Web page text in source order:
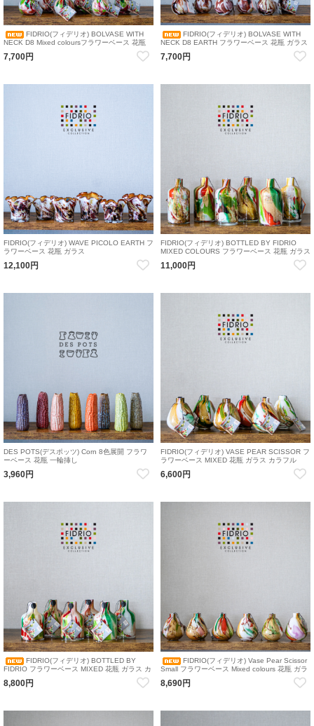
FIDRIO(フィデリオ) BOLVASE WITH
NECK D8 Mixed coloursフラワーベース 花瓶
7,700円
FIDRIO(フィデリオ) BOLVASE WITH
NECK D8 EARTH フラワーベース 花瓶 ガラス
7,700円
FIDRIO(フィデリオ) WAVE PICOLO EARTH フ
ラワーベース 花瓶 ガラス
12,100円
FIDRIO(フィデリオ) BOTTLED BY FIDRIO
MIXED COLOURS フラワーベース 花瓶 ガラス
11,000円
DES POTS(デスポッツ) Corn 8色展開 フラワ
ーベース 花瓶 一輪挿し
3,960円
FIDRIO(フィデリオ) VASE PEAR SCISSOR フ
ラワーベース MIXED 花瓶 ガラス カラフル
6,600円
FIDRIO(フィデリオ) BOTTLED BY
FIDRIO フラワーベース MIXED 花瓶 ガラス カ
8,800円
FIDRIO(フィデリオ) Vase Pear Scissor
Small フラワーベース Mixed colours 花瓶 ガラ
8,690円